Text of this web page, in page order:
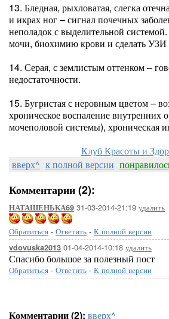
13. Бледная, рыхловатая, слегка
и икрах ног – сигнал почечных
неполадок с выделительной
мочи, биохимию крови и сделать УЗИ
14. Серая, с землистым оттенком –
недостаточности.
15. Бугристая с неровным цветом –
хроническое воспаление внутренних
мочеполовой системы), хроническая
Клуб Красоты и
вверх^ к полной версии
Комментарии (2):
НАТАШЕНЬКА69 31-03-2014-21:19 удалить
Обратиться - Ответить - К полной версии
vdovuska2013 01-04-2014-10:18 удалить
Спасибо большое за полезный пост
Обратиться - Ответить - К полной версии
Комментарии (2): вверх^